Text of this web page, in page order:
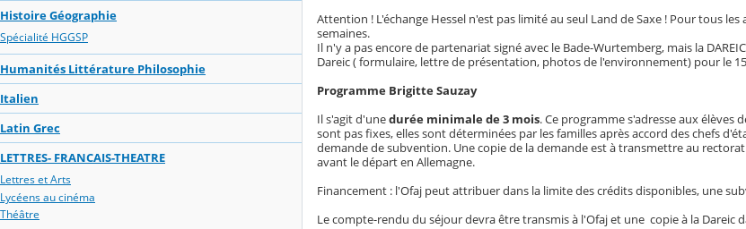
Histoire Géographie
Spécialité HGGSP
Humanités Littérature Philosophie
Italien
Latin Grec
LETTRES- FRANCAIS-THEATRE
Lettres et Arts
Lycéens au cinéma
Théâtre
Attention ! L'échange Hessel n'est pas limité au seul Land de Saxe ! Pour tous
semaines.
Il n'y a pas encore de partenariat signé avec le Bade-Wurtemberg, mais la
Dareic ( formulaire, lettre de présentation, photos de l'environnement) pour le
Programme Brigitte Sauzay
Il s'agit d'unedurée minimale de 3 mois. Ce programme s'adresse aux élèves
sont pas fixes, elles sont déterminées par les familles après accord des chefs
demande de subvention. Une copie de la demande est à transmettre au
avant le départ en Allemagne.
Financement : l'Ofaj peut attribuer dans la limite des crédits disponibles, une
Le compte-rendu du séjour devra être transmis à l'Ofaj et une copie à la Dareic